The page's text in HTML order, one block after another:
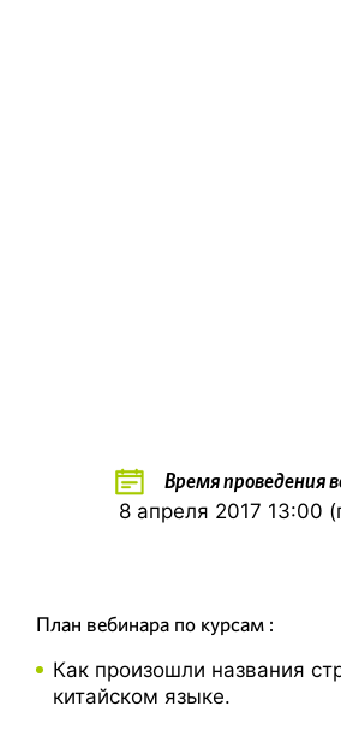
Время проведения
8 апреля 2017 13:00
План вебинара по курсам :
Как произошли названия
китайском языке.